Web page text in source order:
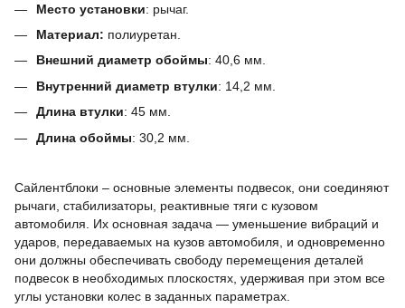
Место установки: рычаг.
Материал: полиуретан.
Внешний диаметр обоймы: 40,6 мм.
Внутренний диаметр втулки: 14,2 мм.
Длина втулки: 45 мм.
Длина обоймы: 30,2 мм.
Сайлентблоки – основные элементы подвесок, они соединяют
рычаги, стабилизаторы, реактивные тяги с кузовом
автомобиля.
Их основная задача — уменьшение вибраций и
ударов, передаваемых на кузов автомобиля, и одновременно
они должны обеспечивать свободу перемещения деталей
подвесок в необходимых плоскостях, удерживая при этом все
углы установки колес в заданных параметрах.